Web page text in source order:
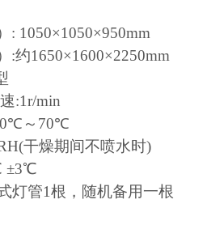
: 1050×1050×950mm
:约1650×1600×2250mm
光型
:1r/min
～70℃
干燥期间不喷水时)
±3℃
灯管1根，随机备用一根